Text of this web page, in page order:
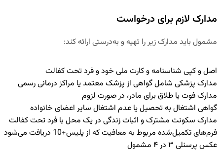
مدارک لازم برای درخواست
مشمول باید مدارک زیر را تهیه و به‌درستی ارائه کند:
اصل و کپی شناسنامه و کارت ملی خود و فرد تحت کفالت
مدارک پزشکی شامل گواهی از پزشک معتمد یا مراکز درمانی رسمی
مدارک فوت یا طلاق برای مادر، در صورت لزوم
گواهی اشتغال به تحصیل یا عدم اشتغال سایر اعضای خانواده
مدارک سکونت مشترک و اثبات زندگی در یک محل با فرد تحت کفالت
فرم‌های تکمیل‌شده مربوط به معافیت که از پلیس+10 دریافت می‌شود
عکس پرسنلی ۳ در ۴ مشمول